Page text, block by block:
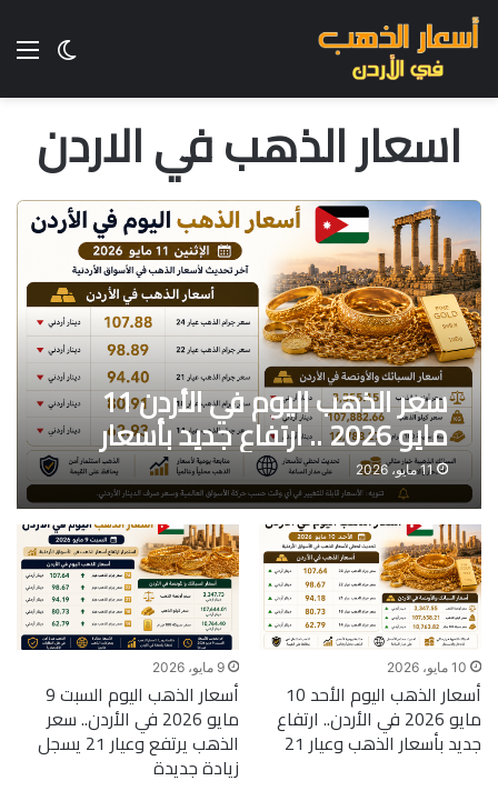
الوضع
اسعار الذهب في الاردن
سعر الذهب اليوم في الأردن 11
مايو 2026 .. ارتفاع جديد بأسعار
الذهب وعيار 21
11 مايو، 2026
10 مايو، 2026
أسعار الذهب اليوم الأحد 10
مايو 2026 في الأردن.. ارتفاع
جديد بأسعار الذهب وعيار 21
9 مايو، 2026
أسعار الذهب اليوم السبت 9
مايو 2026 في الأردن.. سعر
الذهب يرتفع وعيار 21 يسجل
زيادة جديدة